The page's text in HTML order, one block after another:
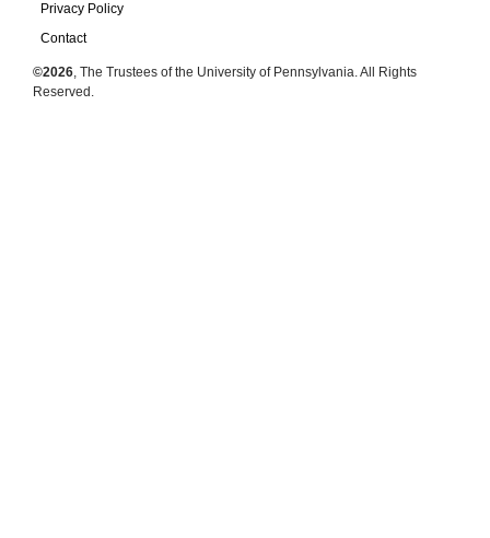
Privacy Policy
Contact
©2026, The Trustees of the University of Pennsylvania. All Rights
Reserved.